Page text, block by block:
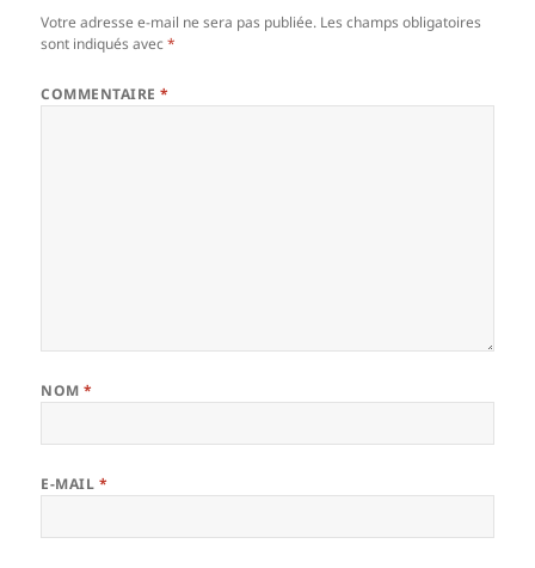
Votre adresse e-mail ne sera pas publiée. Les champs obligatoires
sont indiqués avec*
COMMENTAIRE*
NOM*
E-MAIL *